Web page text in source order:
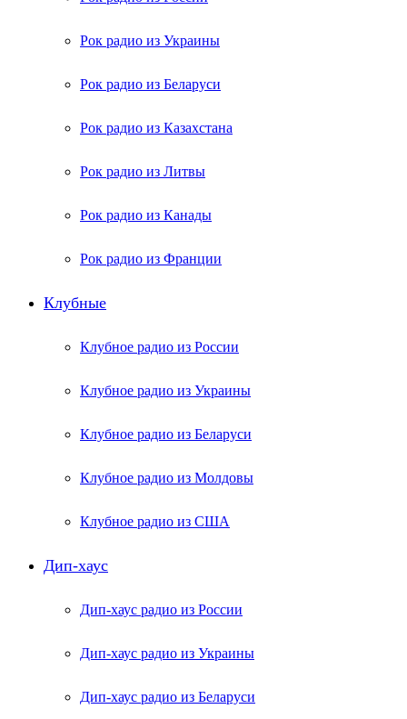
Рок радио из Украины
Рок радио из Беларуси
Рок радио из Казахстана
Рок радио из Литвы
Рок радио из Канады
Рок радио из Франции
Клубные
Клубное радио из России
Клубное радио из Украины
Клубное радио из Беларуси
Клубное радио из Молдовы
Клубное радио из США
Дип-хаус
Дип-хаус радио из России
Дип-хаус радио из Украины
Дип-хаус радио из Беларуси